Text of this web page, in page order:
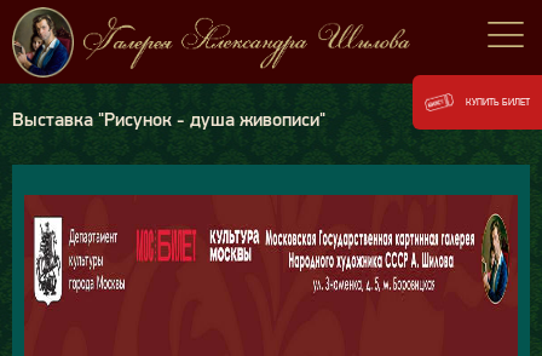
Выставка "Рисунок - душа живописи"
КУПИТЬ БИЛЕТ